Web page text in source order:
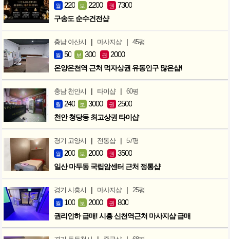
월 220 보 2200 권 7300
구송도 순수건전샵
충남 아산시 | 마사지샵 | 45평
월 50 보 300 권 2000
온양온천역 근처 먹자상권 유동인구 많은샵!
충남 천안시 | 타이샵 | 60평
월 240 보 3000 권 2500
천안 청당동 최고상권 타이샵
경기 고양시 | 전통샵 | 57평
월 200 보 2000 권 3500
일산 마두동 국립암센터 근처 정통샵
경기 시흥시 | 마사지샵 | 25평
월 100 보 2000 권 800
권리인하 급매! 시흥 신천역근처 마사지샵 급매